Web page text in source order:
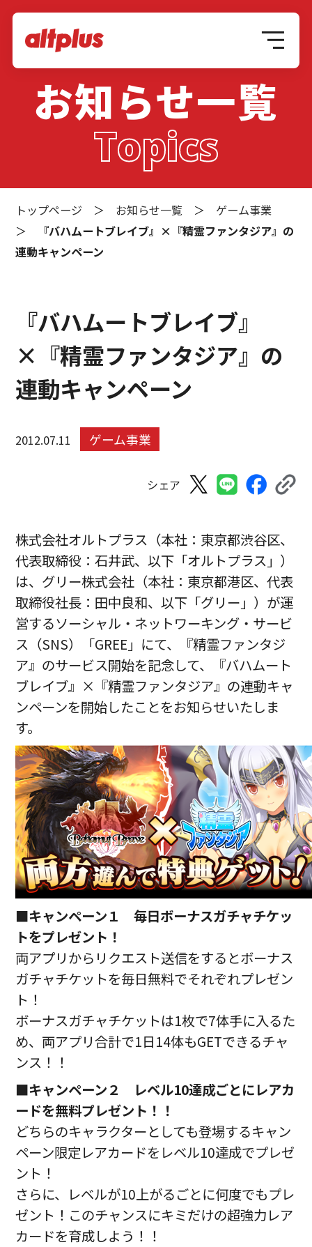
お知らせ一覧
Topics
トップページ ＞ お知らせ一覧 ＞ ゲーム事業
＞
『バハムートブレイブ』×『精霊ファンタジア』の
連動キャンペーン
『バハムートブレイブ』
×『精霊ファンタジア』の
連動キャンペーン
2012.07.11 ゲーム事業
シェア
株式会社オルトプラス（本社：東京都渋谷区、
代表取締役：石井武、以下「オルトプラス」）
は、グリー株式会社（本社：東京都港区、代表
取締役社長：田中良和、以下「グリー」）が運
営するソーシャル・ネットワーキング・サービ
ス（SNS）「GREE」にて、『精霊ファンタジ
ア』のサービス開始を記念して、『バハムート
ブレイブ』×『精霊ファンタジア』の連動キャ
ンペーンを開始したことをお知らせいたしま
す。
■キャンペーン１ 毎日ボーナスガチャチケッ
トをプレゼント！
両アプリからリクエスト送信をするとボーナス
ガチャチケットを毎日無料でそれぞれプレゼン
ト！
ボーナスガチャチケットは1枚で7体手に入るた
め、両アプリ合計で1日14体もGETできるチャ
ンス！！
■キャンペーン２ レベル10達成ごとにレアカ
ードを無料プレゼント！！
どちらのキャラクターとしても登場するキャン
ペーン限定レアカードをレベル10達成でプレゼ
ント！
さらに、レベルが10上がるごとに何度でもプレ
ゼント！このチャンスにキミだけの超強力レア
カードを育成しよう！！